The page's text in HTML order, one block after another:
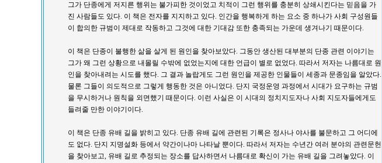
그가 단종에게 저지른 행위는 불가피한 것이었고 치적이 그런 행위를 충분히 상쇄시킨다는 믿음을 가
진 사람들도 있다. 이 책은 전자를 지지하고 있다. 인간을 행복하게 하는 요소 중 하나가 사회 구성원들
이 합의한 규범이 제대로 작동하고 그것에 대한 기대감 또한 충족되는 가운데 생겨나기 때문이다.
이 책은 단종이 불행한 삶을 살게 된 원인을 찾아보았다. 그동안 생산된 대부분의 단종 관련 이야기는
그가 왜 그런 상황으로 내몰릴 수밖에 없었는지에 대한 언급이 별로 없었다. 따라서 저자는 나름대로 원
인을 찾아내려는 시도를 했다. 그 결과 놀랍게도 그런 원인을 제공한 인물들이 세종과 문종임을 알았다.
물론 그들이 의도적으로 그렇게 행동한 것은 아니었다. 단지 국정운영 과정에서 시대가 요구하는 규범
을 무시하거나 원칙을 외면했기 때문이다. 이런 사실은 이 시대의 정치지도자나 사회 지도자들에게도
들려줄 만한 이야기이다.
이 책은 단종 유배 길을 밝히고 있다. 단종 유배 길에 관련된 기록은 정사나 야사를 불문하고 그 어디에
도 없다. 단지 지명설화 등에서 약간이나마 나타날 뿐이다. 따라서 저자는 수년간 여러 분야의 관련문헌
을 찾아보고, 유배 길로 추정되는 장소를 답사하면서 나름대로 확신이 가는 유배 길을 그려놓았다. 이